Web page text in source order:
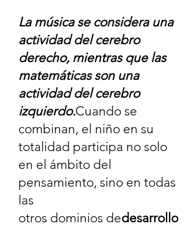
La música se considera una
actividad del cerebro
derecho, mientras que las
matemáticas son una
actividad del cerebro
izquierdo.Cuando se
combinan, el niño en su
totalidad participa no solo
en el ámbito del
pensamiento, sino en todas
las
otros dominios dedesarrollo